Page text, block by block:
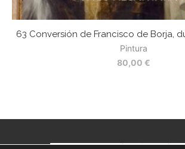
63 Conversión de Francisco de Borja,
Pintura
80,00 €